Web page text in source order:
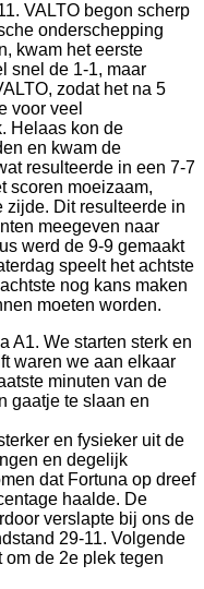
VALTO begon scherp
onderschepping
kwam het eerste
snel de 1-1, maar
zodat het na 5
voor veel
Helaas kon de
en kwam de
resulteerde in een 7-7
scoren moeizaam,
Dit resulteerde in
meegeven naar
werd de 9-9 gemaakt
speelt het achtste
nog kans maken
moeten worden.
A1. We starten sterk en
waren we aan elkaar
minuten van de
gaatje te slaan en
en fysieker uit de
en degelijk
dat Fortuna op dreef
haalde. De
verslapte bij ons de
29-11. Volgende
de 2e plek tegen